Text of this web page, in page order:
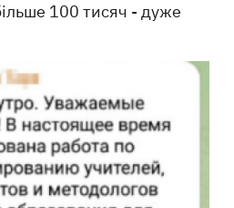
100 тисяч - дуже